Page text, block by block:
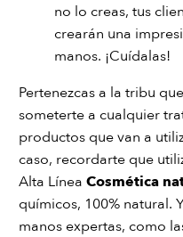
no lo creas, tus
crearán una
manos. ¡Cuídalas!
Pertenezcas a la tribu
someterte a cualquier
productos que van a
caso, recordarte que
Alta Línea Cosmética
químicos, 100% natural.
manos expertas, como